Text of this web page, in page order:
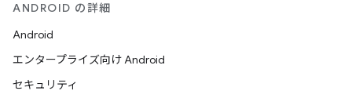
ANDROID の詳細
Android
エンタープライズ向け Android
セキュリティ